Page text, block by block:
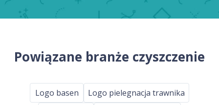
Powiązane branże czyszczenie
Logo basen
Logo pielegnacja trawnika